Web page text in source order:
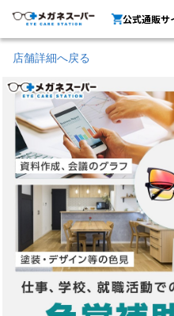
公式通販サ
店舗詳細へ戻る